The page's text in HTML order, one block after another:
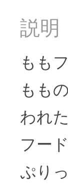
説明
もも
もも
われ
フー
ぷり